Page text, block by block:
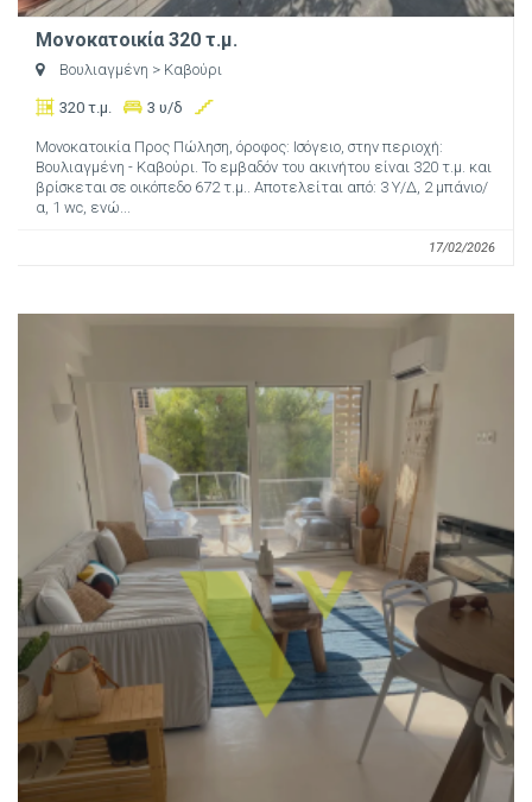
Μονοκατοικία 320 τ.μ.
Βουλιαγμένη > Καβούρι
320 τ.μ. 3 υ/δ
Μονοκατοικία Προς Πώληση, όροφος: Ισόγειο, στην περιοχή:
Βουλιαγμένη - Καβούρι. Το εμβαδόν του ακινήτου είναι 320 τ.μ. και
βρίσκεται σε οικόπεδο 672 τ.μ.. Αποτελείται από: 3 Υ/Δ, 2 μπάνιο/
α, 1 wc, ενώ...
17/02/2026